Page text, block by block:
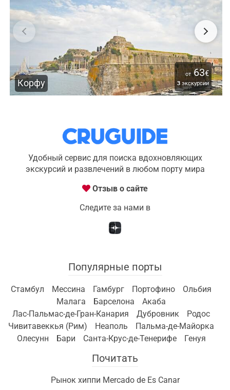
Корфу
от63€
3экскурсии
Удобный сервис для поиска вдохновляющих
экскурсий и развлечений в любом порту мира
Отзыв о сайте
Следите за нами в
Популярные порты
Стамбул Мессина Гамбург Портофино
Ольбия
Малага
Барселона
Акаба
Лас-Пальмас-де-Гран-Канария
Дубровник
Родос
Чивитавеккья (Рим)
Неаполь
Пальма-де-Майорка
Олесунн
Бари Санта-Крус-де-Тенерифе Генуя
Почитать
Рынок хиппи Mercado de Es Canar